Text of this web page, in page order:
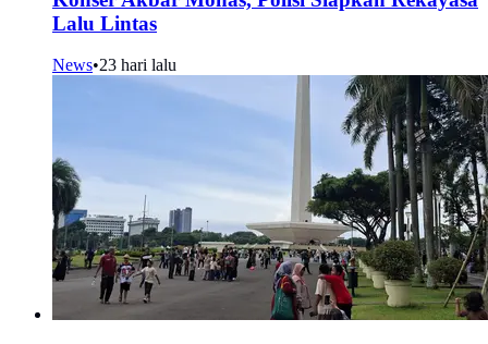
Lalu Lintas
News•23 hari lalu